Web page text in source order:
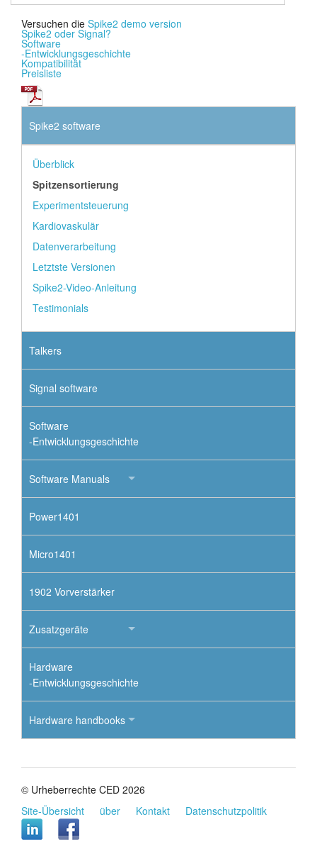
Versuchen die Spike2 demo version
Spike2 oder Signal?
Software
-Entwicklungsgeschichte
Kompatibilität
Preisliste
Spike2 software
Überblick
Spitzensortierung
Experimentsteuerung
Kardiovaskulär
Datenverarbeitung
Letztste Versionen
Spike2-Video-Anleitung
Testimonials
Talkers
Signal software
Software
-Entwicklungsgeschichte
Software Manuals
Power1401
Micro1401
1902 Vorverstärker
Zusatzgeräte
Hardware
-Entwicklungsgeschichte
Hardware handbooks
© Urheberrechte CED 2026
Site-Übersicht
über Kontakt Datenschutzpolitik